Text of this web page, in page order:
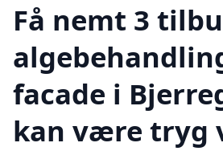
Få nemt 3
facade i
kan være tryg